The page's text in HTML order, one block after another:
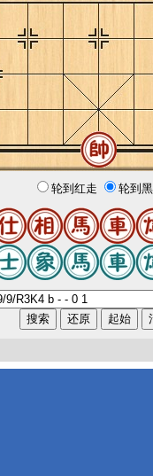
轮到红走 轮到